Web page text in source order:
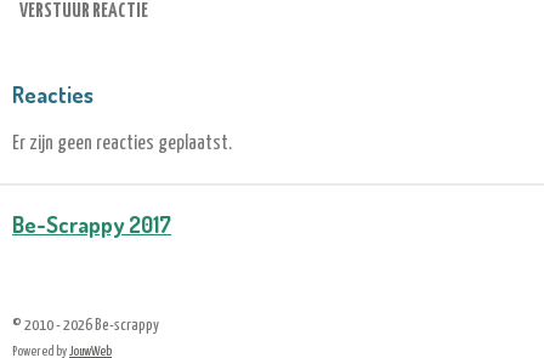
VERSTUUR REACTIE
Reacties
Er zijn geen reacties geplaatst.
Be-Scrappy 2017
© 2010 - 2026 Be-scrappy
Powered byJouwWeb